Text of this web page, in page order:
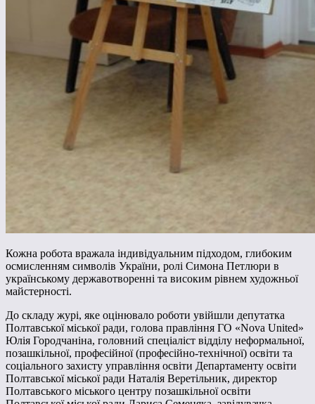
Кожна робота вражала індивідуальним підходом, глибоким
осмисленням символів України, ролі Симона Петлюри в
українському державотворенні та високим рівнем художньої
майстерності.
До складу журі, яке оцінювало роботи увійшли депутатка
Полтавської міської ради, голова правління ГО «Nova United»
Юлія Городчаніна, головний спеціаліст відділу неформальної,
позашкільної, професійної (професійно-технічної) освіти та
соціального захисту управління освіти Департаменту освіти
Полтавської міської ради Наталія Веретільник, директор
Полтавського міського центру позашкільної освіти